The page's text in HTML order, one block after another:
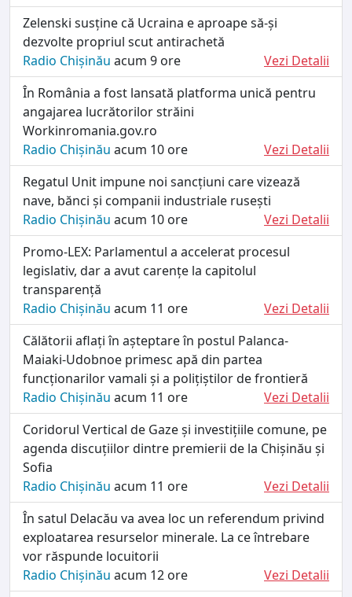
Zelenski susține că Ucraina e aproape să-și
dezvolte propriul scut antirachetă
Radio Chișinău acum 9 ore
Vezi Detalii
În România a fost lansată platforma unică pentru
angajarea lucrătorilor străini
Workinromania.gov.ro
Radio Chișinău acum 10 ore
Vezi Detalii
Regatul Unit impune noi sancțiuni care vizează
nave, bănci și companii industriale rusești
Radio Chișinău acum 10 ore
Vezi Detalii
Promo-LEX: Parlamentul a accelerat procesul
legislativ, dar a avut carențe la capitolul
transparență
Radio Chișinău acum 11 ore
Vezi Detalii
Călătorii aflați în așteptare în postul Palanca-
Maiaki-Udobnoe primesc apă din partea
funcționarilor vamali și a polițiștilor de frontieră
Radio Chișinău acum 11 ore
Vezi Detalii
Coridorul Vertical de Gaze și investițiile comune, pe
agenda discuțiilor dintre premierii de la Chișinău și
Sofia
Radio Chișinău acum 11 ore
Vezi Detalii
În satul Delacău va avea loc un referendum privind
exploatarea resurselor minerale. La ce întrebare
vor răspunde locuitorii
Radio Chișinău acum 12 ore
Vezi Detalii